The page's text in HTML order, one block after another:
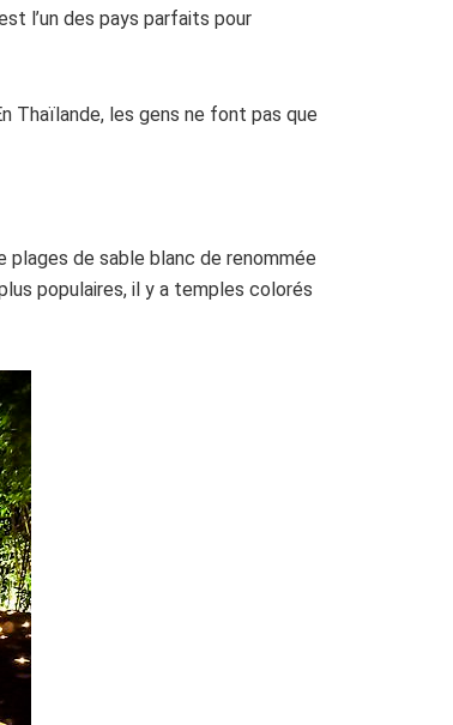
l’un des pays parfaits pour
Thaïlande, les gens ne font pas que
de sable blanc de renommée
populaires, il y a temples colorés